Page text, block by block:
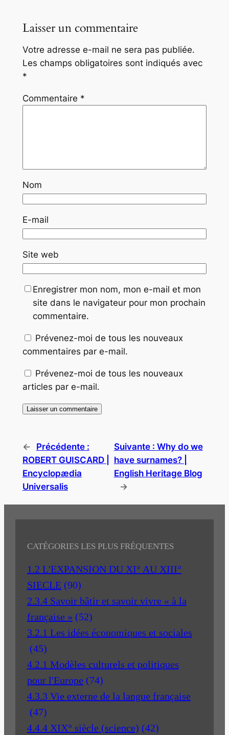
Laisser un commentaire
Votre adresse e-mail ne sera pas publiée.
Les champs obligatoires sont indiqués avec
*
Commentaire *
Nom
E-mail
Site web
Enregistrer mon nom, mon e-mail et mon
site dans le navigateur pour mon prochain
commentaire.
Prévenez-moi de tous les nouveaux
commentaires par e-mail.
Prévenez-moi de tous les nouveaux
articles par e-mail.
←
Précédente :
ROBERT GUISCARD |
Encyclopædia
Universalis
Suivante : Why do we
have surnames? |
English Heritage Blog
→
CATÉGORIES LES PLUS FRÉQUENTES
1.2 L'EXPANSION DU XI° AU XIII°
SIECLE (90)
2.3.4 Savoir bâtir et savoir vivre « à la
française » (52)
3.2.1 Les idées économiques et sociales
(45)
4.2.1 Modèles culturels et politiques
pour l'Europe (74)
4.3.3 Vie externe de la langue française
(47)
4.4.4 XIX° siècle (science) (42)